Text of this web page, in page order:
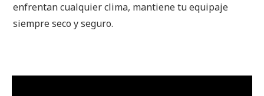
enfrentan cualquier clima, mantiene tu equipaje
siempre seco y seguro.